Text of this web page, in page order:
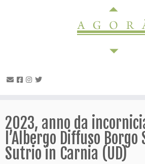
2023, anno da
l’Albergo Diffuso
Sutrio in Carnia (UD)